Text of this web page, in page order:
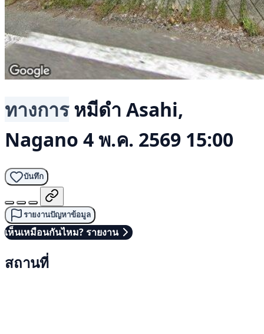
ทางการ หมีดำ Asahi,
Nagano 4 พ.ค. 2569 15:00
บันทึก
รายงานปัญหาข้อมูล
เห็นเหมือนกันไหม? รายงาน
สถานที่